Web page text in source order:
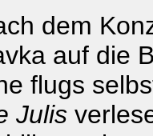
dem
auf die
flugs
Julis